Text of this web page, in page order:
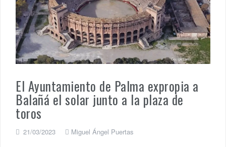
El Ayuntamiento de Palma expropia a
Balañá el solar junto a la plaza de
toros
21/03/2023 Miguel Ángel Puertas